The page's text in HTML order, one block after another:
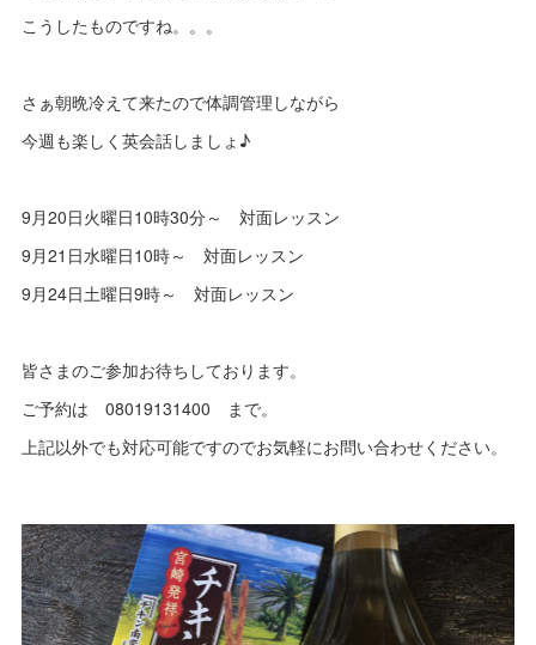
こうしたものですね。。。
さぁ朝晩冷えて来たので体調管理しながら
今週も楽しく英会話しましょ♪
9月20日火曜日10時30分～ 対面レッスン
9月21日水曜日10時～ 対面レッスン
9月24日土曜日9時～ 対面レッスン
皆さまのご参加お待ちしております。
ご予約は 08019131400 まで。
上記以外でも対応可能ですのでお気軽にお問い合わせください。